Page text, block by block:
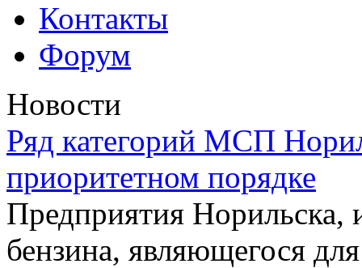
Контакты
Форум
Новости
Ряд категорий МСП
приоритетном порядке
Предприятия
бензина, являющегося